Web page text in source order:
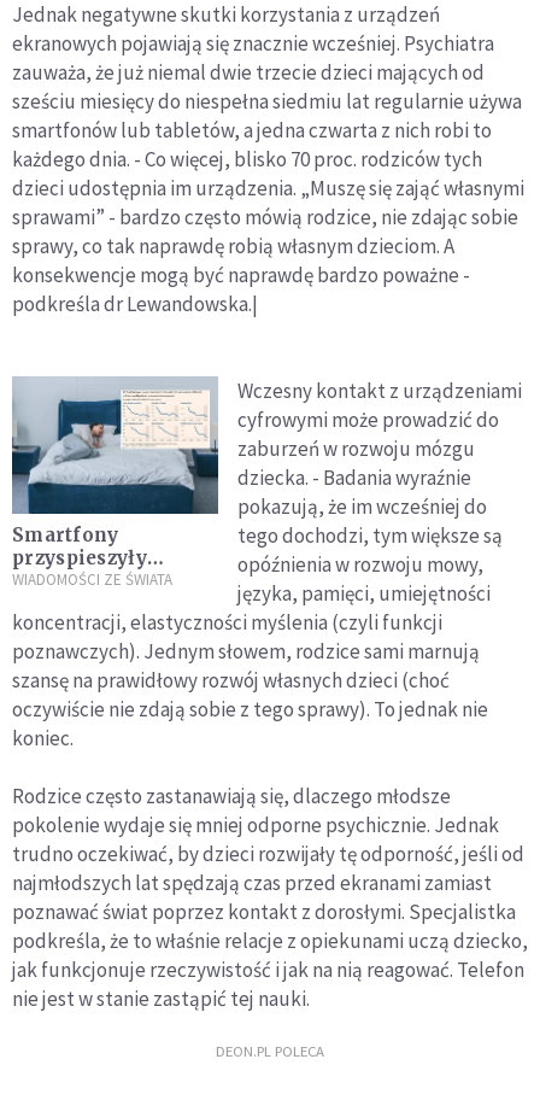
Jednak negatywne skutki korzystania z urządzeń
ekranowych pojawiają się znacznie wcześniej. Psychiatra
zauważa, że już niemal dwie trzecie dzieci mających od
sześciu miesięcy do niespełna siedmiu lat regularnie używa
smartfonów lub tabletów, a jedna czwarta z nich robi to
każdego dnia. - Co więcej, blisko 70 proc. rodziców tych
dzieci udostępnia im urządzenia. „Muszę się zająć własnymi
sprawami” - bardzo często mówią rodzice, nie zdając sobie
sprawy, co tak naprawdę robią własnym dzieciom. A
konsekwencje mogą być naprawdę bardzo poważne -
podkreśla dr Lewandowska.|
Smartfony
przyspieszyły
katastrofę
Nowe badania
pokazują
dramatyczny trend
WIADOMOŚCI ZE ŚWIATA
Wczesny kontakt z urządzeniami
cyfrowymi może prowadzić do
zaburzeń w rozwoju mózgu
dziecka. - Badania wyraźnie
pokazują, że im wcześniej do
tego dochodzi, tym większe są
opóźnienia w rozwoju mowy,
języka, pamięci, umiejętności
koncentracji, elastyczności myślenia (czyli funkcji
poznawczych). Jednym słowem, rodzice sami marnują
szansę na prawidłowy rozwój własnych dzieci (choć
oczywiście nie zdają sobie z tego sprawy). To jednak nie
koniec.
Rodzice często zastanawiają się, dlaczego młodsze
pokolenie wydaje się mniej odporne psychicznie. Jednak
trudno oczekiwać, by dzieci rozwijały tę odporność, jeśli od
najmłodszych lat spędzają czas przed ekranami zamiast
poznawać świat poprzez kontakt z dorosłymi. Specjalistka
podkreśla, że to właśnie relacje z opiekunami uczą dziecko,
jak funkcjonuje rzeczywistość i jak na nią reagować. Telefon
nie jest w stanie zastąpić tej nauki.
DEON.PL POLECA